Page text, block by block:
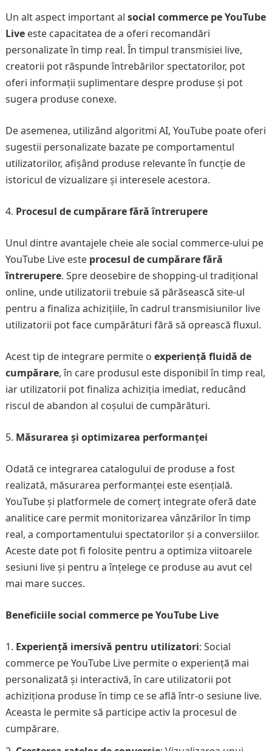
Un alt aspect important al social commerce pe YouTube
Liveeste capacitatea de a oferi recomandări
personalizate în timp real. În timpul transmisiei live,
creatorii pot răspunde întrebărilor spectatorilor, pot
oferi informații suplimentare despre produse și pot
sugera produse conexe.
De asemenea, utilizând algoritmi AI, YouTube poate oferi
sugestii personalizate bazate pe comportamentul
utilizatorilor, afişând produse relevante în funcţie de
istoricul de vizualizare și interesele acestora.
Procesul de cumpărare fără întrerupere
Unul dintre avantajele cheie ale social commerce-ului pe
YouTube Live este procesul de cumpărare fără
întrerupere. Spre deosebire de shopping-ul tradițional
online, unde utilizatorii trebuie să părăsească site-ul
pentru a finaliza achizițiile, în cadrul transmisiunilor live
utilizatorii pot face cumpărături fără să oprească fluxul.
Acest tip de integrare permite o experiență fluidă de
cumpărare, în care produsul este disponibil în timp real,
iar utilizatorii pot finaliza achiziția imediat, reducând
riscul de abandon al coșului de cumpărături.
Măsurarea și optimizarea performanței
Odată ce integrarea catalogului de produse a fost
realizată, măsurarea performanței este esențială.
YouTube și platformele de comerț integrate oferă date
analitice care permit monitorizarea vânzărilor în timp
real, a comportamentului spectatorilor și a conversiilor.
Aceste date pot fi folosite pentru a optimiza viitoarele
sesiuni live și pentru a înțelege ce produse au avut cel
mai mare succes.
Beneficiile social commerce pe YouTube Live
Experiență imersivă pentru utilizatori: Social
commerce pe YouTube Live permite o experiență mai
personalizată și interactivă, în care utilizatorii pot
achiziționa produse în timp ce se află într-o sesiune live.
Aceasta le permite să participe activ la procesul de
cumpărare.